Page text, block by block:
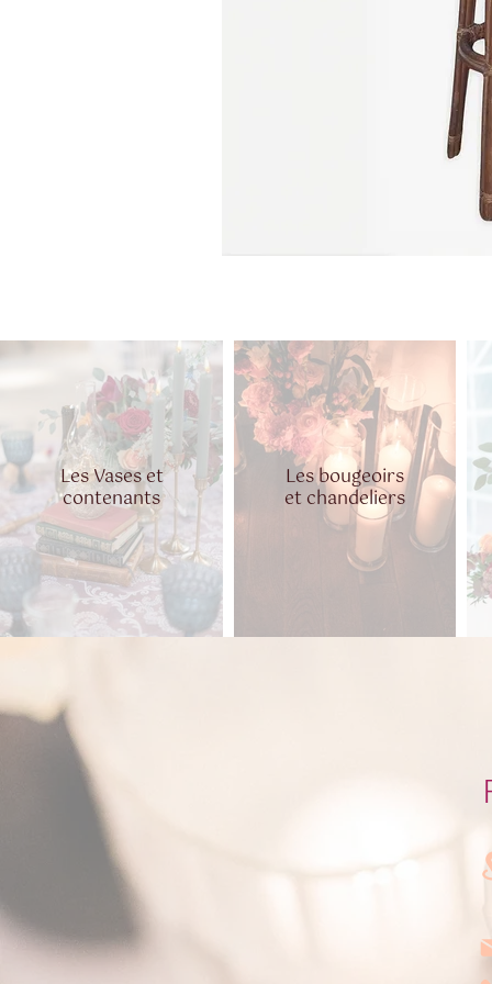
Les Vases et
contenants
Les bougeoirs
et chandeliers